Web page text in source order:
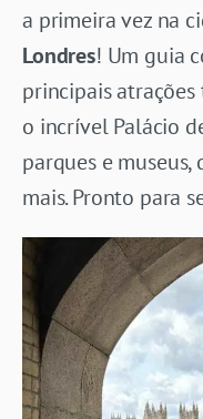
a primeira vez na
Londres! Um guia
principais
o incrível Palácio
parques e
mais. Pronto para